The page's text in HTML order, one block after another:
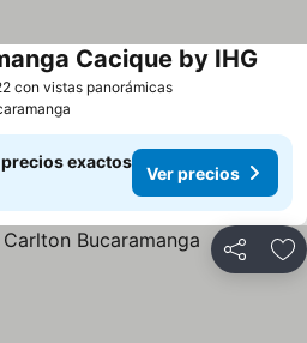
con vistas panorámicasVer precios
Cacique by IHG
exactos
Ver precios
Compartir